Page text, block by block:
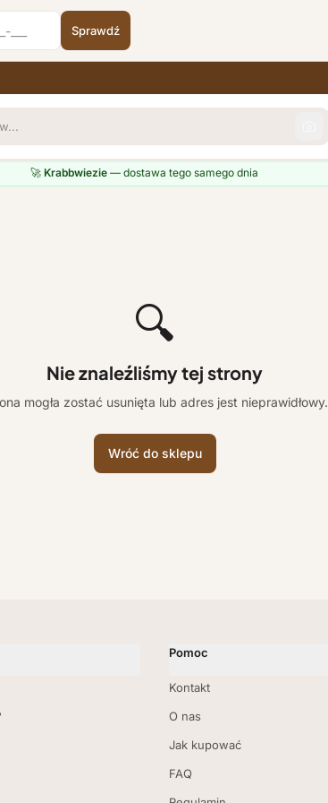
Sprawdź
🚀 Krabbwiezie— dostawa tego samego dnia
🔍
Nie znaleźliśmy tej strony
mogła zostać usunięta lub adres jest nieprawidłowy.
Wróć do sklepu
Pomoc
Kontakt
O nas
Jak kupować
FAQ